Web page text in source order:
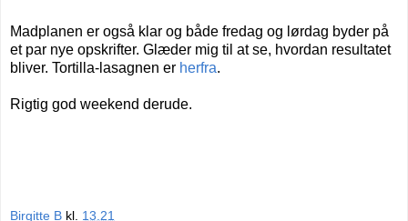
Madplanen er også klar og både fredag og lørdag byder på
et par nye opskrifter. Glæder mig til at se, hvordan resultatet
bliver. Tortilla-lasagnen er herfra.
Rigtig god weekend derude.
Birgitte B kl. 13.21